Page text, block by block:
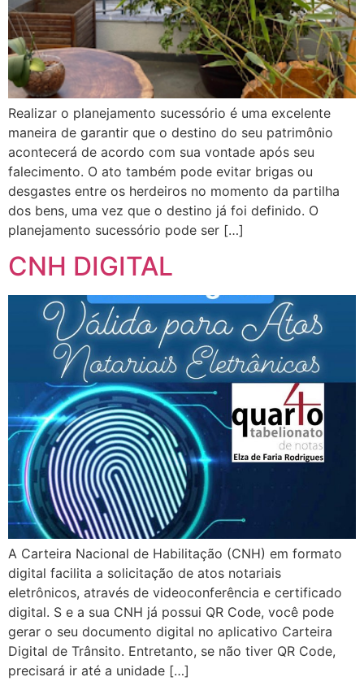
Realizar o planejamento sucessório é uma excelente
maneira de garantir que o destino do seu patrimônio
acontecerá de acordo com sua vontade após seu
falecimento. O ato também pode evitar brigas ou
desgastes entre os herdeiros no momento da partilha
dos bens, uma vez que o destino já foi definido. O
planejamento sucessório pode ser […]
CNH DIGITAL
A Carteira Nacional de Habilitação (CNH) em formato
digital facilita a solicitação de atos notariais
eletrônicos, através de videoconferência e certificado
digital. S e a sua CNH já possui QR Code, você pode
gerar o seu documento digital no aplicativo Carteira
Digital de Trânsito. Entretanto, se não tiver QR Code,
precisará ir até a unidade […]